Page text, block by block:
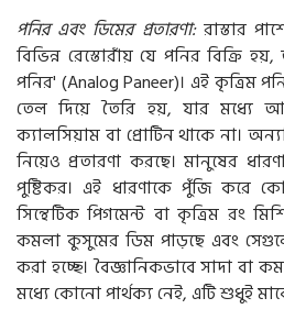
পনির এবং ডিমের প্রতারণা:রাস্তার
বিভিন্ন রেস্তোরাঁয় যে পনির বিক্রি
পনির' (Analog Paneer)। এই কৃত্রিম
তেল দিয়ে তৈরি হয়, যার
ক্যালসিয়াম বা প্রোটিন থাকে না।
নিয়েও প্রতারণা করছে। মানুষের
পুষ্টিকর। এই ধারণাকে পুঁজি করে
সিন্থেটিক পিগমেন্ট বা কৃত্রিম রং
কমলা কুসুমের ডিম পাড়ছে এবং
করা হচ্ছে। বৈজ্ঞানিকভাবে সাদা বা
মধ্যে কোনো পার্থক্য নেই, এটি শুধুই